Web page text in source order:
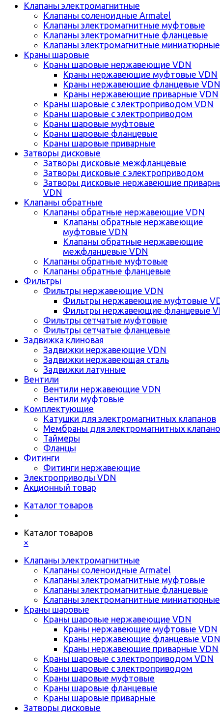
Клапаны электромагнитные
Клапаны соленоидные Armatel
Клапаны электромагнитные муфтовые
Клапаны электромагнитные фланцевые
Клапаны электромагнитные миниатюрные
Краны шаровые
Краны шаровые нержавеющие VDN
Краны нержавеющие муфтовые VDN
Краны нержавеющие фланцевые VDN
Краны нержавеющие приварные VDN
Краны шаровые с электроприводом VDN
Краны шаровые с электроприводом
Краны шаровые муфтовые
Краны шаровые фланцевые
Краны шаровые приварные
Затворы дисковые
Затворы дисковые межфланцевые
Затворы дисковые с электроприводом
Затворы дисковые нержавеющие
VDN
Клапаны обратные
Клапаны обратные нержавеющие VDN
Клапаны обратные нержавеющие
муфтовые VDN
Клапаны обратные нержавеющие
межфланцевые VDN
Клапаны обратные муфтовые
Клапаны обратные фланцевые
Фильтры
Фильтры нержавеющие VDN
Фильтры нержавеющие муфтовые
Фильтры нержавеющие фланцевые
Фильтры сетчатые муфтовые
Фильтры сетчатые фланцевые
Задвижка клиновая
Задвижки нержавеющие VDN
Задвижки нержавеющая сталь
Задвижки латунные
Вентили
Вентили нержавеющие VDN
Вентили муфтовые
Комплектующие
Катушки для электромагнитных клапанов
Мембраны для электромагнитных
Таймеры
Фланцы
Фитинги
Фитинги нержавеющие
Электроприводы VDN
Акционный товар
Каталог товаров
Каталог товаров
×
Клапаны электромагнитные
Клапаны соленоидные Armatel
Клапаны электромагнитные муфтовые
Клапаны электромагнитные фланцевые
Клапаны электромагнитные миниатюрные
Краны шаровые
Краны шаровые нержавеющие VDN
Краны нержавеющие муфтовые VDN
Краны нержавеющие фланцевые VDN
Краны нержавеющие приварные VDN
Краны шаровые с электроприводом VDN
Краны шаровые с электроприводом
Краны шаровые муфтовые
Краны шаровые фланцевые
Краны шаровые приварные
Затворы дисковые